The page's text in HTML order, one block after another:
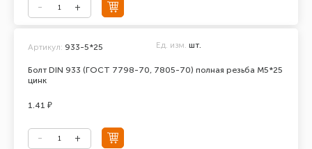
Болт DIN 933 (ГОСТ 7798-70, 7805-70) полная резьба М5*25
цинк
Артикул: 933-5*25 Ед. изм. шт.
1.41 ₽